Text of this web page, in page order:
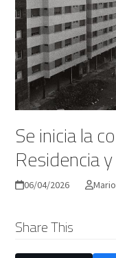
Se inicia la
Residencia
06/04/2026 Mario
Share This